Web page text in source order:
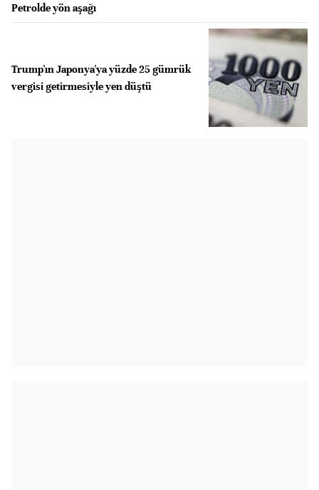
Petrolde yön aşağı
Trump'ın Japonya'ya yüzde 25 gümrük
vergisi getirmesiyle yen düştü